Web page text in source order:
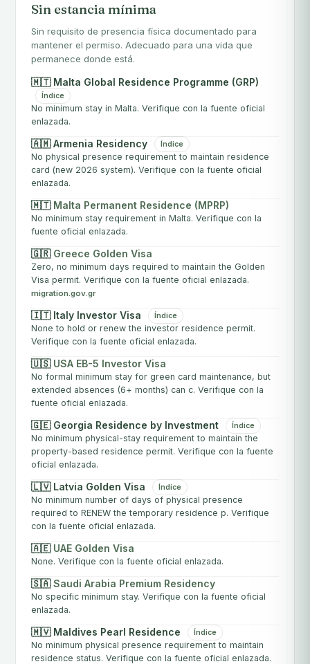
Sin estancia mínima
Sin requisito de presencia física documentado para
mantener el permiso. Adecuado para una vida que
permanece donde está.
🇲🇹 Malta Global Residence Programme (GRP)
Índice
No minimum stay in Malta. Verifique con la fuente oficial
enlazada.
🇦🇲 Armenia Residency Índice
No physical presence requirement to maintain residence
card (new 2026 system). Verifique con la fuente oficial
enlazada.
🇲🇹 Malta Permanent Residence (MPRP)
No minimum stay requirement in Malta. Verifique con la
fuente oficial enlazada.
🇬🇷 Greece Golden Visa
Zero, no minimum days required to maintain the Golden
Visa permit. Verifique con la fuente oficial enlazada.
migration.gov.gr
🇮🇹 Italy Investor Visa Índice
None to hold or renew the investor residence permit.
Verifique con la fuente oficial enlazada.
🇺🇸 USA EB-5 Investor Visa
No formal minimum stay for green card maintenance, but
extended absences (6+ months) can c. Verifique con la
fuente oficial enlazada.
🇬🇪 Georgia Residence by Investment Índice
No minimum physical-stay requirement to maintain the
property-based residence permit. Verifique con la fuente
oficial enlazada.
🇱🇻 Latvia Golden Visa Índice
No minimum number of days of physical presence
required to RENEW the temporary residence p. Verifique
con la fuente oficial enlazada.
🇦🇪 UAE Golden Visa
None. Verifique con la fuente oficial enlazada.
🇸🇦Saudi Arabia Premium Residency
No specific minimum stay. Verifique con la fuente oficial
enlazada.
🇲🇻 Maldives Pearl Residence Índice
No minimum physical presence requirement to maintain
residence status. Verifique con la fuente oficial enlazada.